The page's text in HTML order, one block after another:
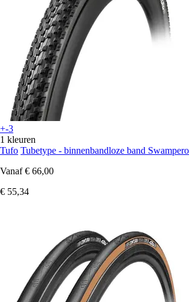
+-3
1 kleuren
Tufo Tubetype - binnenbandloze band
Vanaf € 66,00
€ 55,34